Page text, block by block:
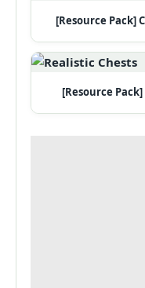
[Resource Pack]
[Resource Pack]